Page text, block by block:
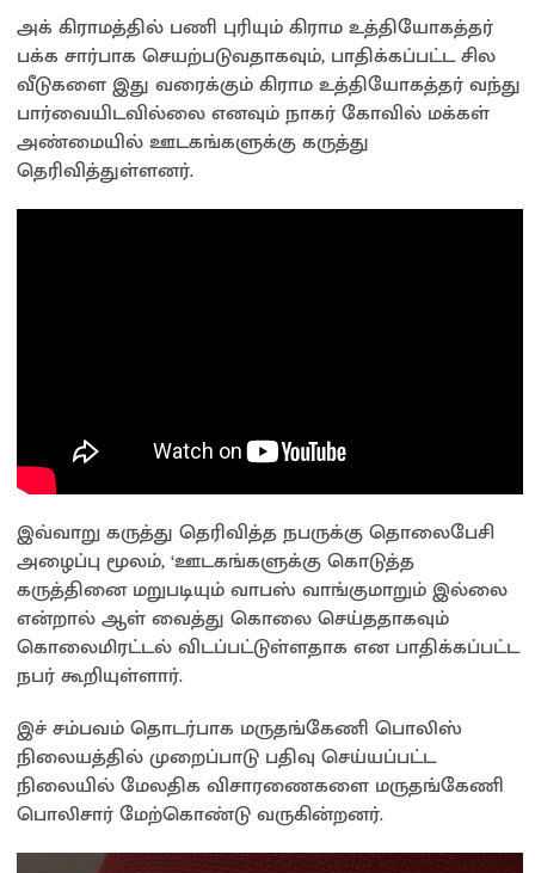
அக் கிராமத்தில் பணி புரியும் கிராம உத்தியோகத்தர்
பக்க சார்பாக செயற்படுவதாகவும், பாதிக்கப்பட்ட சில
வீடுகளை இது வரைக்கும் கிராம உத்தியோகத்தர் வந்து
பார்வையிடவில்லை எனவும் நாகர் கோவில் மக்கள்
அண்மையில் ஊடகங்களுக்கு கருத்து
தெரிவித்துள்ளனர்.
இவ்வாறு கருத்து தெரிவித்த நபருக்கு தொலைபேசி
அழைப்பு மூலம், ‘ஊடகங்களுக்கு கொடுத்த
கருத்தினை மறுபடியும் வாபஸ் வாங்குமாறும் இல்லை
என்றால் ஆள் வைத்து கொலை செய்ததாகவும்
கொலைமிரட்டல் விடப்பட்டுள்ளதாக என பாதிக்கப்பட்ட
நபர் கூறியுள்ளார்.
இச் சம்பவம் தொடர்பாக மருதங்கேணி பொலிஸ்
நிலையத்தில் முறைப்பாடு பதிவு செய்யப்பட்ட
நிலையில் மேலதிக விசாரணைகளை மருதங்கேணி
பொலிசார் மேற்கொண்டு வருகின்றனர்.